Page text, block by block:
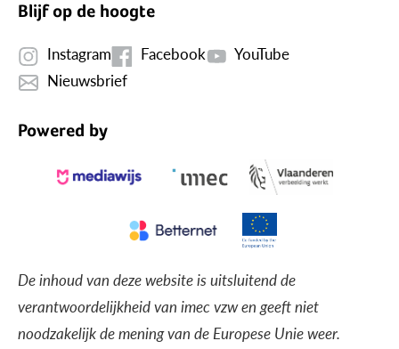
Blijf op de hoogte
Instagram Facebook
YouTube
Nieuwsbrief
Powered by
De inhoud van deze website is uitsluitend de
verantwoordelijkheid van imec vzw en geeft niet
noodzakelijk de mening van de Europese Unie weer.